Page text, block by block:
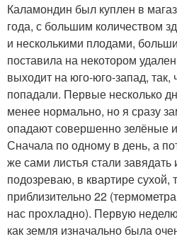
Каламондин был куплен в
года, с большим количеством
и несколькими плодами,
поставила на некотором
выходит на юго-юго-запад,
попадали. Первые несколько
менее нормально, но я сразу
опадают совершенно зелёные
Сначала по одному в день, а
же сами листья стали завядать
подозреваю, в квартире сухой,
приблизительно 22
нас прохладно). Первую
как земля изначально была